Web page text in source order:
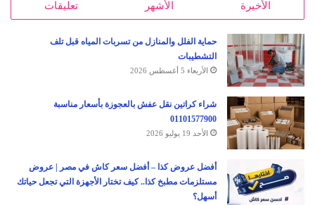
الأخيرة الأشهر تعليقات
حماية الفلل والمنازل من تسربات المياه قبل تلف
التشطيبات
الأربعاء 5 أغسطس 2026
شراء كراتين نقل عفش بالعجوزة بأسعار مناسبة
01101577900
الأحد 19 يوليو 2026
أفضل عروض كذا – أفضل سعر كاش في مصر | عروض
مستلزمات مطبخ كذا.. كيف تختار الأجهزة التي تجعل حياتك
أسهل؟